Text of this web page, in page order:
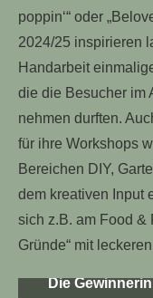
poppin‘“ oder
2024/25 inspirieren
Handarbeit
die die Besucher im
nehmen durften.
für ihre Workshops
Bereichen DIY,
dem kreativen Input
sich z.B. am Food &
Gründe“ mit
Die